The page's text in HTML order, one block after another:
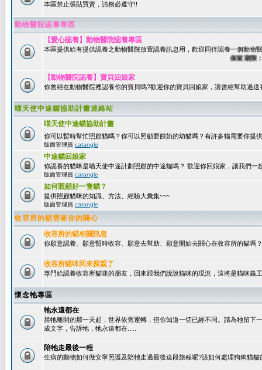
本區禁止張貼買賣，請務必遵守!!
動物醫院認養專區
【愛心認養】動物醫院認養專區
本區提供給有提供認養之動物醫院放置認養訊息用，歡迎同伴認養一個動物
保留期限：60
【動物醫院認養】寶貝回娘家
你曾經在動物醫院裡認養你的寶貝嗎?歡迎你的寶貝回娘家，讓曾經幫助過
喵天使中途貓協助計畫連絡站
喵天使中途貓協助計畫
你可以暫時幫忙照顧貓嗎？你可以照顧要餵奶的幼貓嗎？有許多貓需要你提
版面管理員 catangle
中途貓回娘家
你認養的貓咪是喵天使中途計劃照顧的中途貓嗎？ 歡迎你回娘家，讓我們一
版面管理員 catangle
如何照顧好一隻貓？
提供照顧貓咪的知識、方法、經驗大彙集~~~
版面管理員 catangle
收容所的貓需要你的關心
收容所的貓相關訊息
你願意認養、願意暫時收容、願意去幫助、願意開始去關心在收容所的貓嗎？
收容所貓咪回來探親了
專門給認養收容所貓咪的朋友，回來跟我們說說貓咪的現況，這將是貓咪義
懷念牠專區
牠永遠都在
當牠離開的那一天起，世界依舊運轉，但你知道一切已經不同。請為牠留下
成文字，告訴牠，牠永遠都在.....
陪牠走最後一程
生病的動物如何做安寧照護及陪牠走過最後這段旅程呢?該如何處理狗狗貓貓